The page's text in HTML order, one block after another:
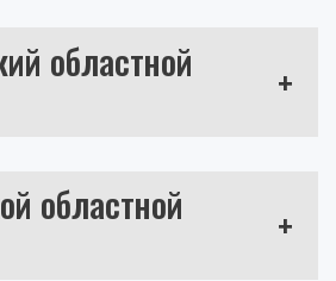
областной
+
областной
+